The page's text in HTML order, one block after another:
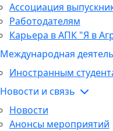
Ассоциация
Работодателям
Карьера в АПК "Я в
Международная
Иностранным
Новости и связь
Новости
Анонсы мероприятий